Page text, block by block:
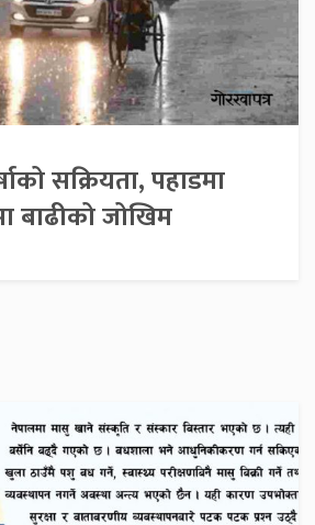
सक्रियता, पहाडमा
बाढीको जोखिम